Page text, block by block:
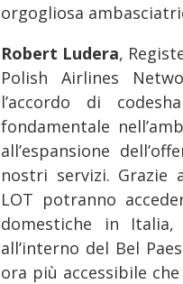
orgogliosa
Robert Ludera,
Polish Airlines
l’accordo di
fondamentale
all’espansione
nostri servizi. Grazie
LOT potranno
domestiche in
all’interno del Bel
ora più accessibile